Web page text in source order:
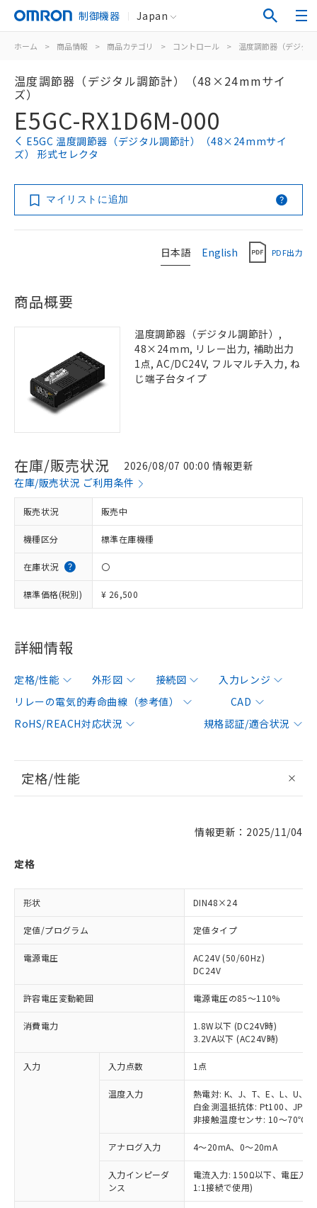
制御機器 Japan
ホーム > 商品情報 > 商品カテゴリ > コントロール > 温度調節器（デジタ
温度調節器（デジタル調節計）（48×24mmサイ
ズ）
E5GC-RX1D6M-000
E5GC 温度調節器（デジタル調節計）（48×24mmサイ
ズ） 形式セレクタ
マイリストに追加
日本語 English PDF出力
商品概要
温度調節器（デジタル調節計）,
48×24mm, リレー出力, 補助出力
1点, AC/DC24V, フルマルチ入力, ね
じ端子台タイプ
在庫/販売状況
2026/08/07 00:00 情報更新
在庫/販売状況 ご利用条件
販売状況 販売中
機種区分 標準在庫機種
在庫状況 〇
標準価格(税別) ¥ 26,500
詳細情報
定格/性能 外形図 接続図
入力レンジ
リレーの電気的寿命曲線（参考値）
CAD
RoHS/REACH対応状況
規格認証/適合状況
定格/性能
情報更新：2025/11/04
定格
形状 DIN48×24
定値/プログラム 定値タイプ
電源電圧
AC24V (50/60Hz)
DC24V
許容電圧変動範囲 電源電圧の85～110%
消費電力
1.8W以下 (DC24V時)
3.2VA以下 (AC24V時)
入力 入力点数 1点
温度入力
熱電対: K、J、T、E、L、U、
白金測温抵抗体: Pt100、
非接触温度センサ: 10～70℃
アナログ入力 4～20mA、0～20mA
入力インピーダ
ンス
電流入力: 150Ω以下、電圧入
1:1接続で使用)